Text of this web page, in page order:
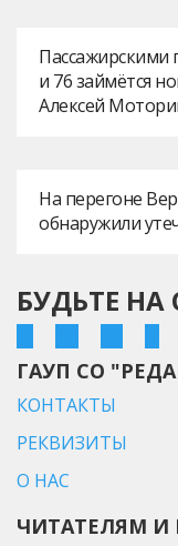
Пассажирскими
и 76 займётся
Алексей
На перегоне
обнаружили
БУДЬТЕ
ГАУП СО
КОНТАКТЫ
РЕКВИЗИТЫ
О НАС
ЧИТАТЕЛЯМ